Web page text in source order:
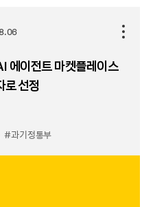
에이전트 마켓플레이스
로 선정
#과기정통부